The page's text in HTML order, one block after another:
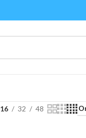
16 32 48